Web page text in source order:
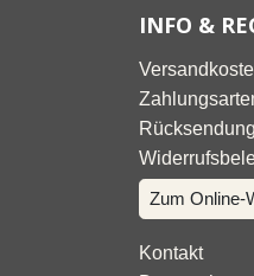
INFO &
Rücksendung
Zum Online-
Kontakt